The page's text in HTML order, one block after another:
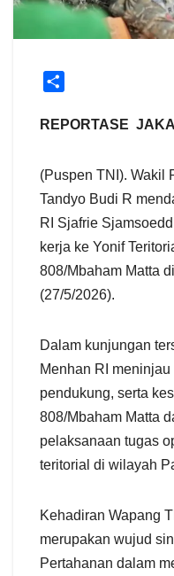
a
REPORTASE
(Puspen TNI). Wakil
Tandyo Budi R
RI Sjafrie
kerja ke Yonif
808/Mbaham Matta
(27/5/2026).
Dalam kunjungan
Menhan RI
pendukung, serta
808/Mbaham Matta
pelaksanaan tugas
teritorial di wilayah
Kehadiran Wapang
merupakan wujud
Pertahanan dalam